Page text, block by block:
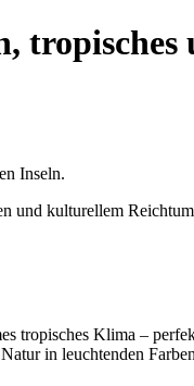
tropisches
Inseln.
und kulturellem
tropisches Klima –
in leuchtenden